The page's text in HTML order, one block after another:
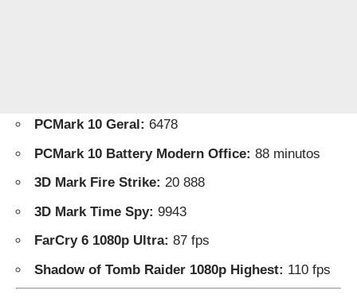
PCMark 10 Geral: 6478
PCMark 10 Battery Modern Office: 88 minutos
3D Mark Fire Strike: 20 888
3D Mark Time Spy: 9943
FarCry 6 1080p Ultra: 87 fps
Shadow of Tomb Raider 1080p Highest: 110 fps